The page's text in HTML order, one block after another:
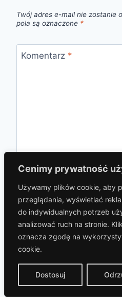
Cenimy prywatność
Używamy plików cookie, aby
przeglądania, wyświetlać
do indywidualnych potrzeb
analizować ruch na stronie.
oznacza zgodę na
cookie.
Dostosuj
Twój adres e-mail nie zostanie
pola są oznaczone *
Komentarz *
Nazwa*
Adres e-mail